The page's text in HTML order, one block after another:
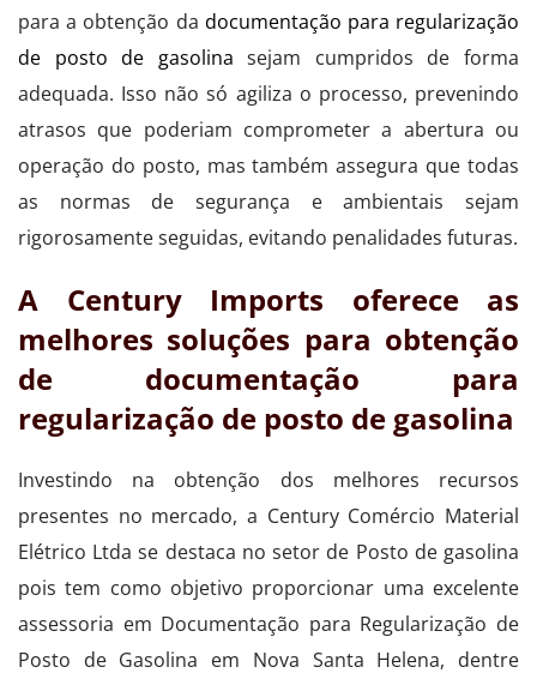
para a obtenção da documentação para regularização
de posto de gasolina sejam cumpridos de forma
adequada. Isso não só agiliza o processo, prevenindo
atrasos que poderiam comprometer a abertura ou
operação do posto, mas também assegura que todas
as normas de segurança e ambientais sejam
rigorosamente seguidas, evitando penalidades futuras.
A Century Imports oferece as
melhores soluções para obtenção
de documentação para
regularização de posto de gasolina
Investindo na obtenção dos melhores recursos
presentes no mercado, a Century Comércio Material
Elétrico Ltda se destaca no setor de Posto de gasolina
pois tem como objetivo proporcionar uma excelente
assessoria em Documentação para Regularização de
Posto de Gasolina em Nova Santa Helena, dentre